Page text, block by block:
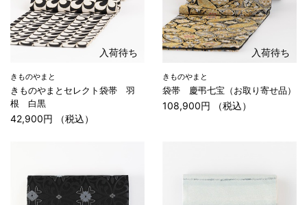
入荷待ち
きものやまと
きものやまとセレクト袋帯 羽
根 白黒
42,900円 （税込）
入荷待ち
きものやまと
袋帯 慶弔七宝（お取り寄せ品）
108,900円 （税込）